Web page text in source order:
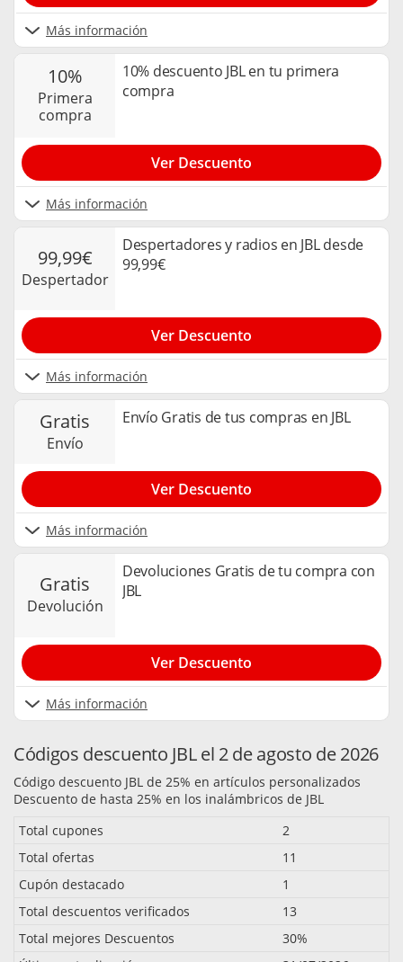
Más información
10%
primera
compra
10% descuento JBL en tu primera
compra
Más información
Ver Descuento
99,99€
despertador
Despertadores y radios en JBL desde
99,99€
Más información
Ver Descuento
gratis
envío
Envío Gratis de tus compras en JBL
Más información
Ver Descuento
gratis
devolución
Devoluciones Gratis de tu compra con
JBL
Más información
Ver Descuento
Códigos descuento JBL el 2 de agosto de 2026
Código descuento JBL de 25% en artículos personalizados
Descuento de hasta 25% en los inalámbricos de JBL
Total cupones
2
Total ofertas
11
Cupón destacado
1
Total descuentos verificados
13
Total mejores Descuentos
30%